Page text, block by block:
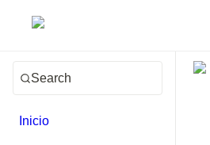
Search
Inicio